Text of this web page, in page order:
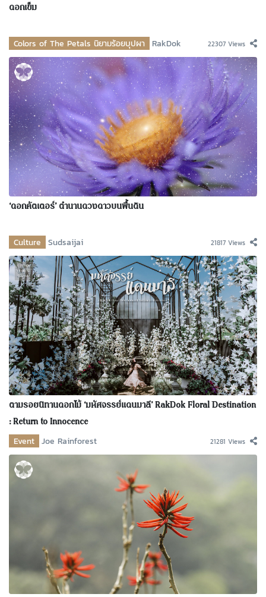
ดอกเข็ม
Colors of The Petals นิยามร้อยบุปผา RakDok 22307 Views
‘ดอกคัตเตอร์’ ตำนานดวงดาวบนพื้นดิน
Culture Sudsaijai 21817 Views
ตามรอยนิทานดอกไม้ ‘มหัศจรรย์แดนมาลี’ RakDok Floral Destination
: Return to Innocence
Event Joe Rainforest 21281 Views